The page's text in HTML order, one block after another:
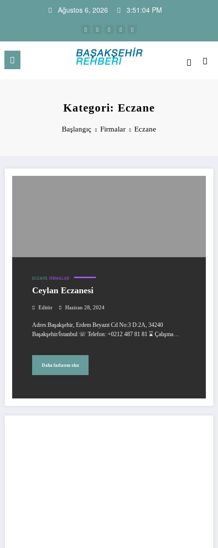
Ağustos 6, 2026 3:51:05 PM
Kategori: Eczane
Başlangıç Firmalar Eczane
ECZANE FIRMALAR
Ceylan Eczanesi
Editör Haziran 28, 2024
Adres:Başakşehir, Erdem Beyazıt Cd No:3 D:2A, 34240
Başakşehir/İstanbul ☏ Telefon: +0212 487 81 81 ⌛ Çalışma…
Daha fazlasını oku